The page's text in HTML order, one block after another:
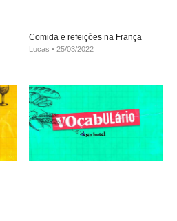
Comida e refeições na França
Lucas 25/03/2022